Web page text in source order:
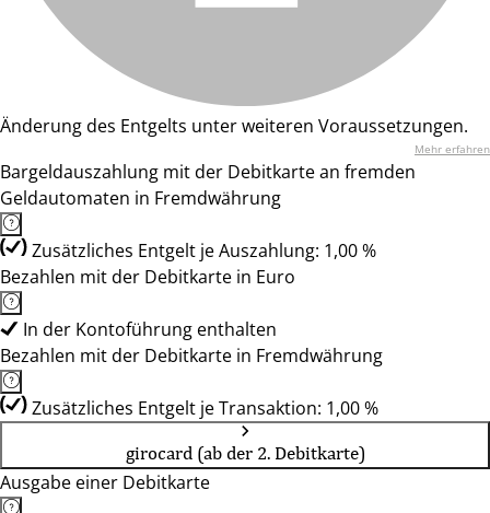
Änderung des Entgelts unter weiteren Voraussetzungen.
Mehr erfahren
Bargeldauszahlung mit der Debitkarte an fremden
Geldautomaten in Fremdwährung
Zusätzliches Entgelt je Auszahlung: 1,00 %
Bezahlen mit der Debitkarte in Euro
In der Kontoführung enthalten
Bezahlen mit der Debitkarte in Fremdwährung
Zusätzliches Entgelt je Transaktion: 1,00 %
girocard (ab der 2. Debitkarte)
Ausgabe einer Debitkarte